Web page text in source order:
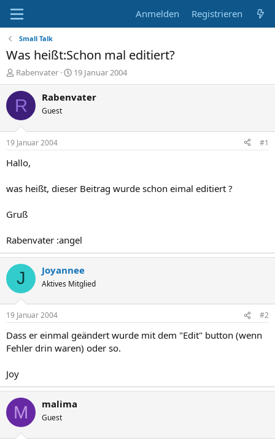
Anmelden Registrieren
Small Talk
Was heißt:Schon mal editiert?
E
r
s
t
e
r
Rabenvater
E
r
s
t
19 Januar 2004
R Rabenvater
Guest
19 Januar 2004 #1
Hallo,
was heißt, dieser Beitrag wurde schon eimal editiert ?
Gruß
Rabenvater :angel
J Joyannee
Aktives Mitglied
19 Januar 2004 #2
Dass er einmal geändert wurde mit dem "Edit" button (wenn
Fehler drin waren) oder so.
Joy
M malima
Guest